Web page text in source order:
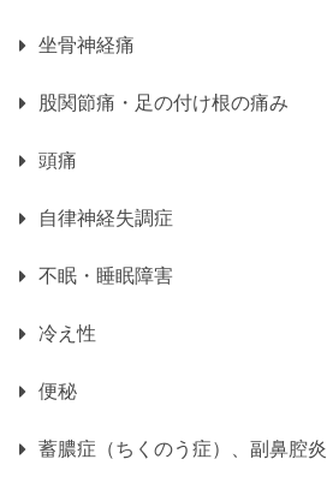
坐骨神経痛
股関節痛・足の付け根の痛み
頭痛
自律神経失調症
不眠・睡眠障害
冷え性
便秘
蓄膿症（ちくのう症）、副鼻腔炎